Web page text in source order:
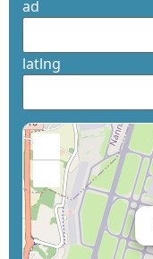
ad
latlng